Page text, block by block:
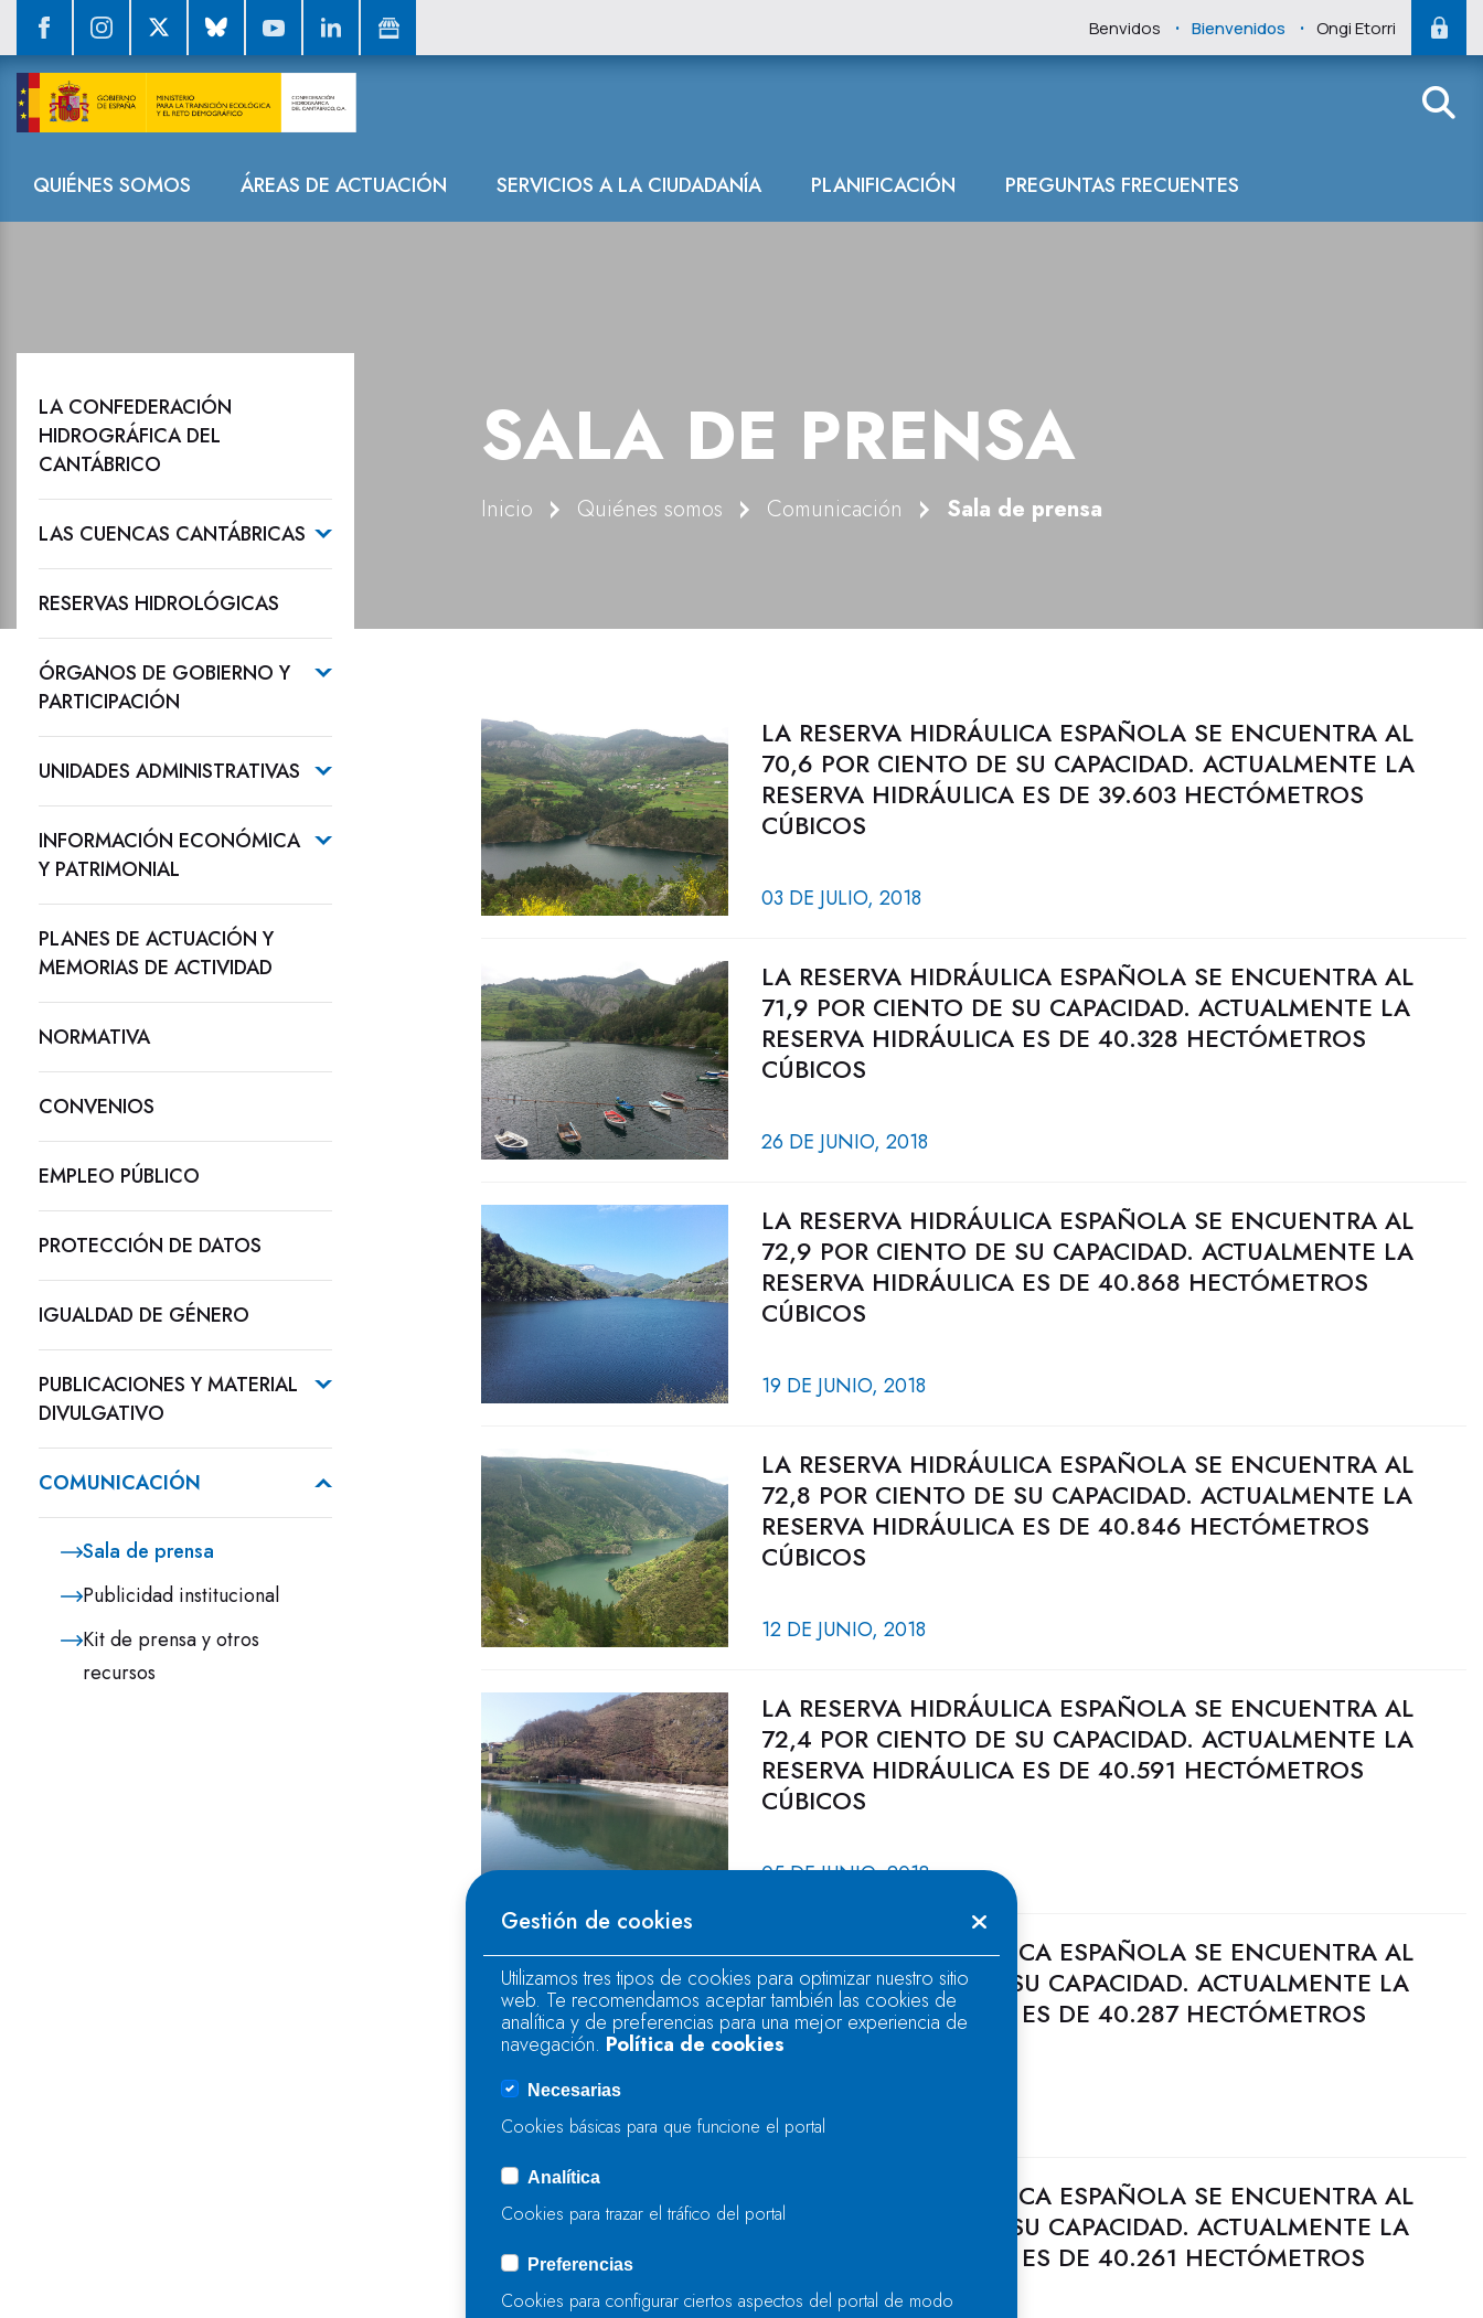
Benvidos . Bienvenidos . Ongi Etorri
Navegación
QUIÉNES SOMOS ÁREAS DE ACTUACIÓN SERVICIOS A LA CIUDADANÍA PLANIFICACIÓN PREGUNTAS FRECUENTES
Sala de prensa
SALA DE PRENSA
Inicio Quiénes somos Comunicación Sala de prensa
LA CONFEDERACIÓN
HIDROGRÁFICA DEL
CANTÁBRICO
LAS CUENCAS CANTÁBRICAS
RESERVAS HIDROLÓGICAS
ÓRGANOS DE GOBIERNO Y
PARTICIPACIÓN
UNIDADES ADMINISTRATIVAS
INFORMACIÓN ECONÓMICA
Y PATRIMONIAL
PLANES DE ACTUACIÓN Y
MEMORIAS DE ACTIVIDAD
NORMATIVA
CONVENIOS
EMPLEO PÚBLICO
PROTECCIÓN DE DATOS
IGUALDAD DE GÉNERO
PUBLICACIONES Y MATERIAL
DIVULGATIVO
COMUNICACIÓN
Sala de prensa
Publicidad institucional
Kit de prensa y otros
recursos
LA RESERVA HIDRÁULICA ESPAÑOLA SE ENCUENTRA AL
70,6 POR CIENTO DE SU CAPACIDAD. ACTUALMENTE LA
RESERVA HIDRÁULICA ES DE 39.603 HECTÓMETROS
CÚBICOS
03 DE JULIO, 2018
LA RESERVA HIDRÁULICA ESPAÑOLA SE ENCUENTRA AL
71,9 POR CIENTO DE SU CAPACIDAD. ACTUALMENTE LA
RESERVA HIDRÁULICA ES DE 40.328 HECTÓMETROS
CÚBICOS
26 DE JUNIO, 2018
LA RESERVA HIDRÁULICA ESPAÑOLA SE ENCUENTRA AL
72,9 POR CIENTO DE SU CAPACIDAD. ACTUALMENTE LA
RESERVA HIDRÁULICA ES DE 40.868 HECTÓMETROS
CÚBICOS
19 DE JUNIO, 2018
LA RESERVA HIDRÁULICA ESPAÑOLA SE ENCUENTRA AL
72,8 POR CIENTO DE SU CAPACIDAD. ACTUALMENTE LA
RESERVA HIDRÁULICA ES DE 40.846 HECTÓMETROS
CÚBICOS
12 DE JUNIO, 2018
LA RESERVA HIDRÁULICA ESPAÑOLA SE ENCUENTRA AL
72,4 POR CIENTO DE SU CAPACIDAD. ACTUALMENTE LA
RESERVA HIDRÁULICA ES DE 40.591 HECTÓMETROS
CÚBICOS
05 DE JUNIO, 2018
LA RESERVA HIDRÁULICA ESPAÑOLA SE ENCUENTRA AL
71,8 POR CIENTO DE SU CAPACIDAD. ACTUALMENTE LA
RESERVA HIDRÁULICA ES DE 40.287 HECTÓMETROS
CÚBICOS
29 DE MAYO, 2018
LA RESERVA HIDRÁULICA ESPAÑOLA SE ENCUENTRA AL
71,8 POR CIENTO DE SU CAPACIDAD. ACTUALMENTE LA
RESERVA HIDRÁULICA ES DE 40.261 HECTÓMETROS
CÚBICOS
Gestión de cookies
Utilizamos tres tipos de cookies para optimizar nuestro sitio
web. Te recomendamos aceptar también las cookies de
analítica y de preferencias para una mejor experiencia de
navegación. Política de cookies
Necesarias
Cookies básicas para que funcione el portal
Analítica
Cookies para trazar el tráfico del portal
Preferencias
Cookies para configurar ciertos aspectos del portal de modo